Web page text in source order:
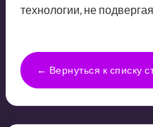
технологии, не
← Вернуться к списку